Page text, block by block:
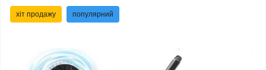
хіт продажу популярний